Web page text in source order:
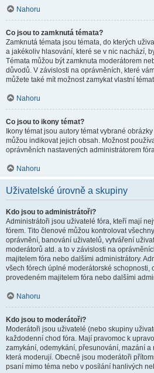
Nahoru
Co jsou to zamknutá témata?
Zamknutá témata jsou témata, do kterých
a jakékoliv hlasování, které se v nic nachází,
Témata můžou být zamknuta moderátorem
důvodů. V závislosti na oprávněních, které
můžete také mít možnost zamykat vlastní
Nahoru
Co jsou to ikony témat?
Ikony témat jsou autory témat vybrané
můžou indikovat jejich obsah. Možnost
oprávněních nastavených administrátorem
Nahoru
Uživatelské úrovně a skupiny
Kdo jsou to administrátoři?
Administrátoři jsou uživatelé fóra, kteří mají
fórem. Tito členové můžou kontrolovat
oprávnění, banování uživatelů, vytváření
moderátorů atd. a to v závislosti na
majitelem fóra nebo dalšími administrátory.
všech fórech úplné moderátorské schopnosti,
provedeném majitelem fóra nebo dalšími
Nahoru
Kdo jsou to moderátoři?
Moderátoři jsou uživatelé (nebo skupiny
každodenní chod fóra. Mají pravomoc k
zamykání, odemykání, přesunování, mazání a
která moderují. Obecně jsou moderátoři
psaní mimo téma nebo v posílání hanlivých